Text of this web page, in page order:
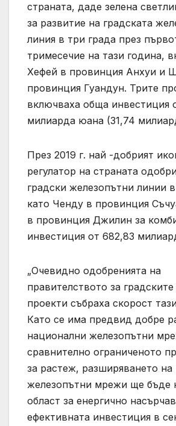
страната, даде зелена
за развитие на градската
линия в три града през
тримесечие на тази година,
Хефей в провинция Анхуи и
провинция Гуандун. Трите
включваха обща инвестиция
милиарда юана (31,74
През 2019 г. най -добрият
регулатор на страната
градски железопътни линии
като Ченду в провинция
в провинция Джилин за
инвестиция от 682,83
„Очевидно одобренията на
правителството за
проекти събраха скорост
Като се има предвид добре
национални железопътни
сравнително ограниченото
за растеж, разширяването на
железопътни мрежи ще бъде
област за енергично
ефективната инвестиция в